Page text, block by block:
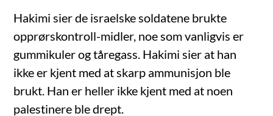
Hakimi sier de israelske soldatene brukte
opprørskontroll-midler, noe som vanligvis er
gummikuler og tåregass. Hakimi sier at han
ikke er kjent med at skarp ammunisjon ble
brukt. Han er heller ikke kjent med at noen
palestinere ble drept.